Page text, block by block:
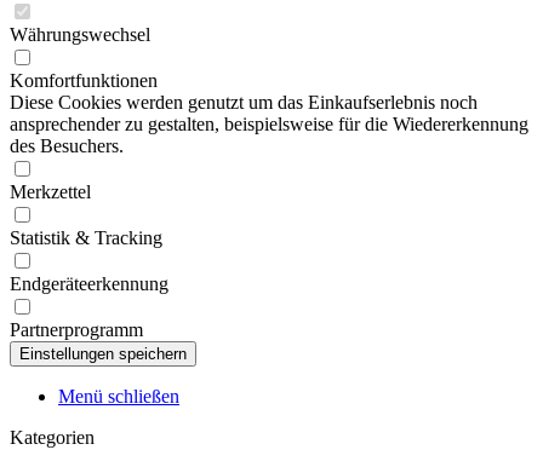
Währungswechsel
Komfortfunktionen
Diese Cookies werden genutzt um das Einkaufserlebnis noch
ansprechender zu gestalten, beispielsweise für die Wiedererkennung
des Besuchers.
Merkzettel
Statistik & Tracking
Endgeräteerkennung
Partnerprogramm
Menü schließen
Kategorien